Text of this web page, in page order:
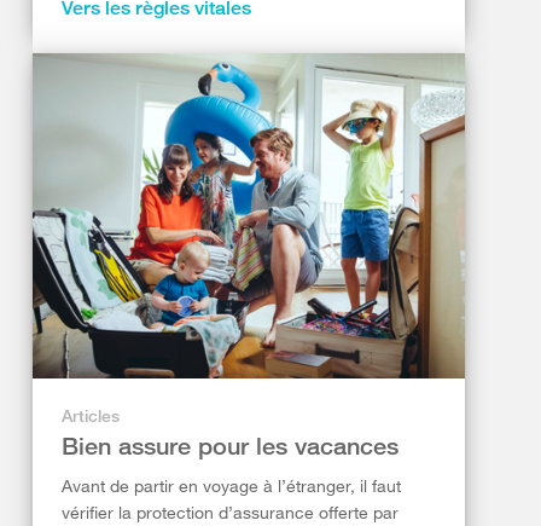
Vers les règles vitales
Articles
Bien assure pour les vacances
Avant de partir en voyage à l’étranger, il faut
vérifier la protection d’assurance offerte par